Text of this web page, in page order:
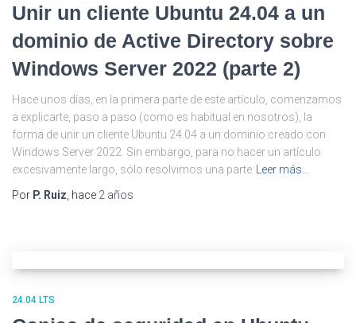
Unir un cliente Ubuntu 24.04 a un
dominio de Active Directory sobre
Windows Server 2022 (parte 2)
Hace unos días, en la primera parte de este artículo, comenzamos
a explicarte, paso a paso (como es habitual en nosotros), la
forma de unir un cliente Ubuntu 24.04 a un dominio creado con
Windows Server 2022. Sin embargo, para no hacer un artículo
excesivamente largo, sólo resolvimos una parte Leer más…
Por P. Ruiz, hace 2 años
24.04 LTS